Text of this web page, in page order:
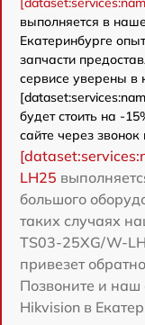
выполняется в
Екатеринбурге
запчасти
сервисе уверены в
будет стоить на -
сайте через
LH25
большого
таких случаях
TS03-25XG/W-
привезет
Позвоните и наш
Hikvision в